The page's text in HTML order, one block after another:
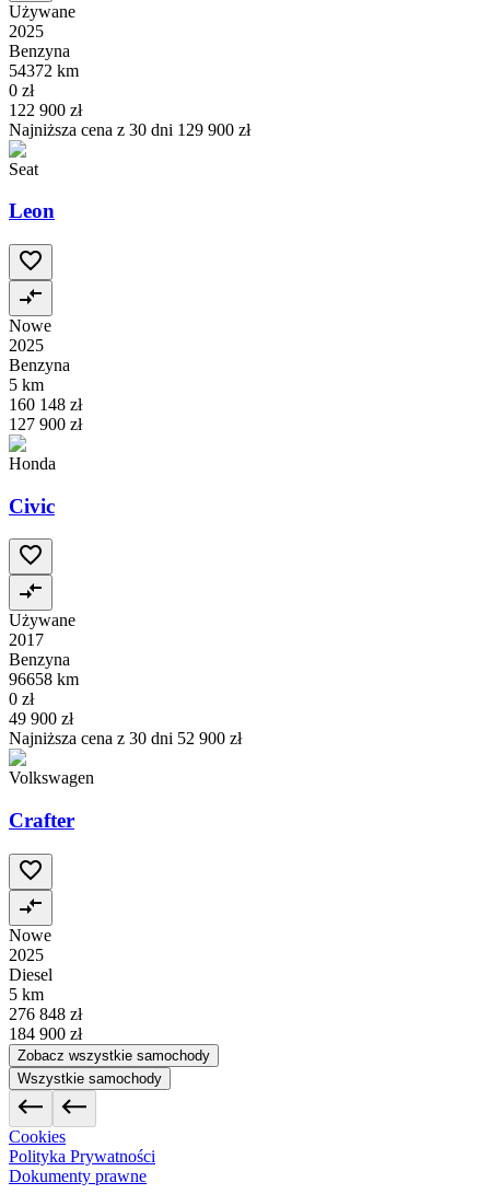
Używane
2025
Benzyna
54372 km
0 zł
122 900 zł
Najniższa cena z 30 dni 129 900 zł
Seat
Leon
Nowe
2025
Benzyna
5 km
160 148 zł
127 900 zł
Honda
Civic
Używane
2017
Benzyna
96658 km
0 zł
49 900 zł
Najniższa cena z 30 dni 52 900 zł
Volkswagen
Crafter
Nowe
2025
Diesel
5 km
276 848 zł
184 900 zł
Zobacz wszystkie samochody
Wszystkie samochody
Cookies
Polityka Prywatności
Dokumenty prawne